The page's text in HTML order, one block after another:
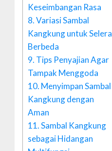
Keseimbangan Rasa
8.Variasi Sambal
Kangkung untuk Selera
Berbeda
9. Tips Penyajian Agar
Tampak Menggoda
10. Menyimpan Sambal
Kangkung dengan
Aman
11.Sambal Kangkung
sebagai Hidangan